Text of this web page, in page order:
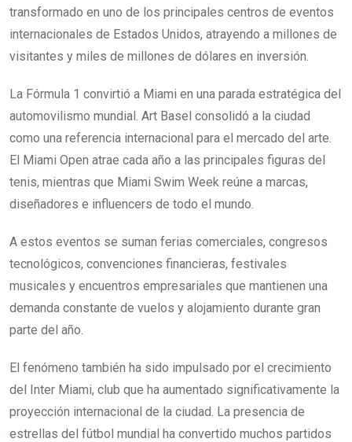
transformado en uno de los principales centros de eventos
internacionales de Estados Unidos, atrayendo a millones de
visitantes y miles de millones de dólares en inversión.
La Fórmula 1 convirtió a Miami en una parada estratégica del
automovilismo mundial. Art Basel consolidó a la ciudad
como una referencia internacional para el mercado del arte.
El Miami Open atrae cada año a las principales figuras del
tenis, mientras que Miami Swim Week reúne a marcas,
diseñadores e influencers de todo el mundo.
A estos eventos se suman ferias comerciales, congresos
tecnológicos, convenciones financieras, festivales
musicales y encuentros empresariales que mantienen una
demanda constante de vuelos y alojamiento durante gran
parte del año.
El fenómeno también ha sido impulsado por el crecimiento
del Inter Miami, club que ha aumentado significativamente la
proyección internacional de la ciudad. La presencia de
estrellas del fútbol mundial ha convertido muchos partidos